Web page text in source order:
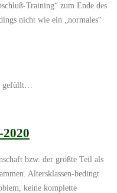
Training“ zum Ende des
nicht wie ein „normales“
gefüllt…
bzw. der größte Teil als
Altersklassen-bedingt
keine komplette